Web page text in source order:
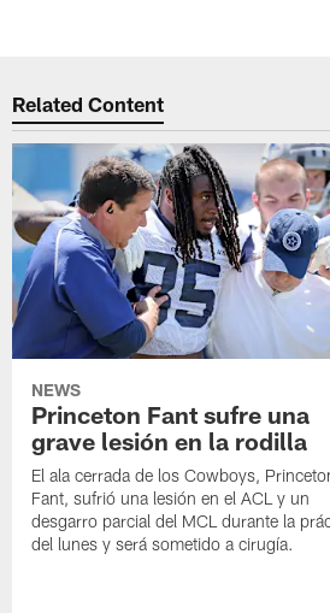
Related Content
NEWS
Princeton Fant sufre una
grave lesión en la rodilla
El ala cerrada de los Cowboys,
Fant, sufrió una lesión en el ACL y un
desgarro parcial del MCL durante la
del lunes y será sometido a cirugía.